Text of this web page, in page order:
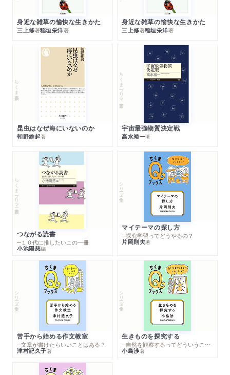
身近な雑草の愉快な生きかた
三上修著稲垣栄洋著
身近な雑草の愉快な生きかた
三上修著稲垣栄洋著
ちくま新書
昆虫はなぜ海にいないのか
朝野維起著
ちくまプリマー新書
宇宙最強物質決定戦
高水裕一著
ちくまプリマー新書
つながる読書
─１０代に推したいこの一冊
小池陽慈編
シリーズ・全集
マイテーマの探し方
─探究学習ってどうやるの？
片岡則夫著
シリーズ・全集
苦手から始める作文教室
─文章が書けたらいいことはある？
津村記久子著
シリーズ・全集
生きものを探究する
─自然を観察するってどういうこと？
小島渉著